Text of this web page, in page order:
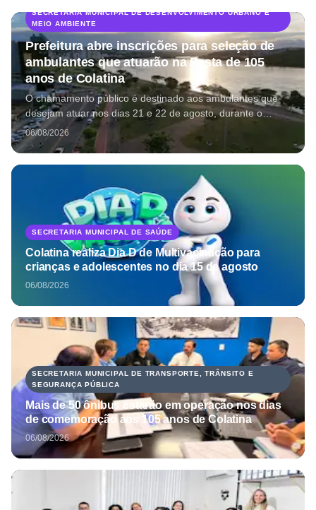
SECRETARIA MUNICIPAL DE DESENVOLVIMENTO URBANO E
MEIO AMBIENTE
Prefeitura abre inscrições para seleção de
ambulantes que atuarão na Festa de 105
anos de Colatina
O chamamento público é destinado aos ambulantes que
desejam atuar nos dias 21 e 22 de agosto, durante o
segundo fim de semana da programação da Festa Viva
Colatina
06/08/2026
SECRETARIA MUNICIPAL DE SAÚDE
Colatina realiza Dia D de Multivacinação para
crianças e adolescentes no dia 15 de agosto
06/08/2026
SECRETARIA MUNICIPAL DE TRANSPORTE, TRÂNSITO E
SEGURANÇA PÚBLICA
Mais de 50 ônibus estarão em operação nos dias
de comemoração aos 105 anos de Colatina
06/08/2026